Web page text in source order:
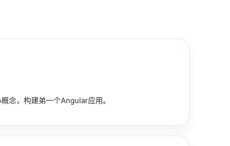
念，构建弟一个Angular应用。